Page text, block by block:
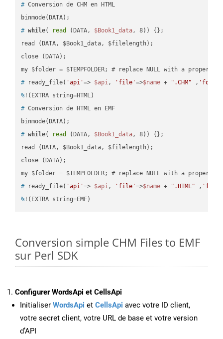
# Conversion de CHM en HTML
# while( read (DATA, $Book1_data, 8)) {};
read (DATA, $Book1_data, $filelength);
close (DATA);
# ready_file( 'api'=> $api, 'file'=>$name + ".CHM" ,
% !(EXTRA string=HTML)
# Conversion de HTML en EMF
# while( read (DATA, $Book1_data, 8)) {};
read (DATA, $Book1_data, $filelength);
close (DATA);
# ready_file( 'api'=> $api, 'file'=>$name + ".HTML" ,
% !(EXTRA string=EMF)
Conversion simple CHM Files to EMF
sur Perl SDK
Configurer WordsApi et CellsApi
Initialiser WordsApi et CellsApi avec votre ID client,
votre secret client, votre URL de base et votre version
d’API